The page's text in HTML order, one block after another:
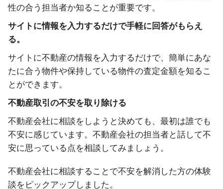
性の合う担当者か知ることが重要です。
サイトに情報を入力するだけで手軽に回答がもらえ
る。
サイトに不動産の情報を入力するだけで、簡単にあな
たに合う物件や保持している物件の査定金額を知るこ
とができます。
不動産取引の不安を取り除ける
不動産会社に相談をしようと決めても、最初は誰でも
不安に感じています。不動産会社の担当者と話して不
安に思っている点を相談してみましょう。
不動産会社に相談することで不安を解消した方の体験
談をピックアップしました。